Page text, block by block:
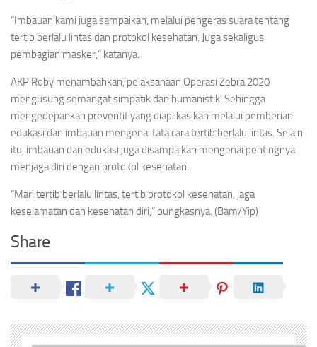
“Imbauan kami juga sampaikan, melalui pengeras suara tentang
tertib berlalu lintas dan protokol kesehatan. Juga sekaligus
pembagian masker,” katanya.
AKP Roby menambahkan, pelaksanaan Operasi Zebra 2020
mengusung semangat simpatik dan humanistik. Sehingga
mengedepankan preventif yang diaplikasikan melalui pemberian
edukasi dan imbauan mengenai tata cara tertib berlalu lintas. Selain
itu, imbauan dan edukasi juga disampaikan mengenai pentingnya
menjaga diri dengan protokol kesehatan.
“Mari tertib berlalu lintas, tertib protokol kesehatan, jaga
keselamatan dan kesehatan diri,” pungkasnya. (Bam/Yip)
Share